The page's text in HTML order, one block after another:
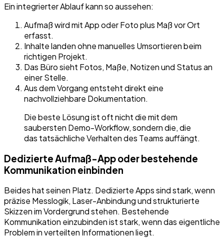
Ein integrierter Ablauf kann so aussehen:
Aufmaß wird mit App oder Foto plus Maß vor Ort
erfasst.
Inhalte landen ohne manuelles Umsortieren beim
richtigen Projekt.
Das Büro sieht Fotos, Maße, Notizen und Status an
einer Stelle.
Aus dem Vorgang entsteht direkt eine
nachvollziehbare Dokumentation.
Die beste Lösung ist oft nicht die mit dem
saubersten Demo-Workflow, sondern die, die
das tatsächliche Verhalten des Teams auffängt.
Dedizierte Aufmaß-App oder bestehende
Kommunikation einbinden
Beides hat seinen Platz. Dedizierte Apps sind stark, wenn
präzise Messlogik, Laser-Anbindung und strukturierte
Skizzen im Vordergrund stehen. Bestehende
Kommunikation einzubinden ist stark, wenn das eigentliche
Problem in verteilten Informationen liegt.